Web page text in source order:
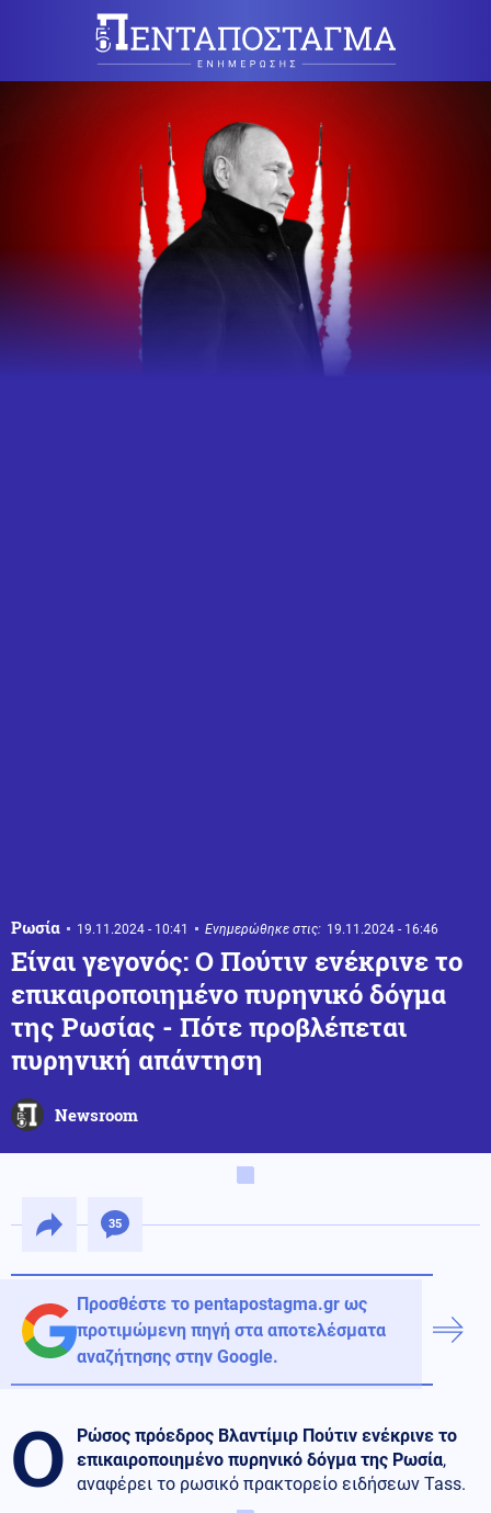
Ρωσία 19.11.2024 - 10:41 Ενημερώθηκε στις: 19.11.2024 - 16:46
Είναι γεγονός: Ο Πούτιν ενέκρινε το
επικαιροποιημένο πυρηνικό δόγμα
της Ρωσίας - Πότε προβλέπεται
πυρηνική απάντηση
Newsroom
35
Προσθέστε το pentapostagma.gr ως
προτιμώμενη πηγή στα αποτελέσματα
αναζήτησης στην Google.
Ο
Ρώσος πρόεδρος Βλαντίμιρ Πούτιν ενέκρινε το
επικαιροποιημένο πυρηνικό δόγμα της Ρωσία,
αναφέρει το ρωσικό πρακτορείο ειδήσεων Tass.